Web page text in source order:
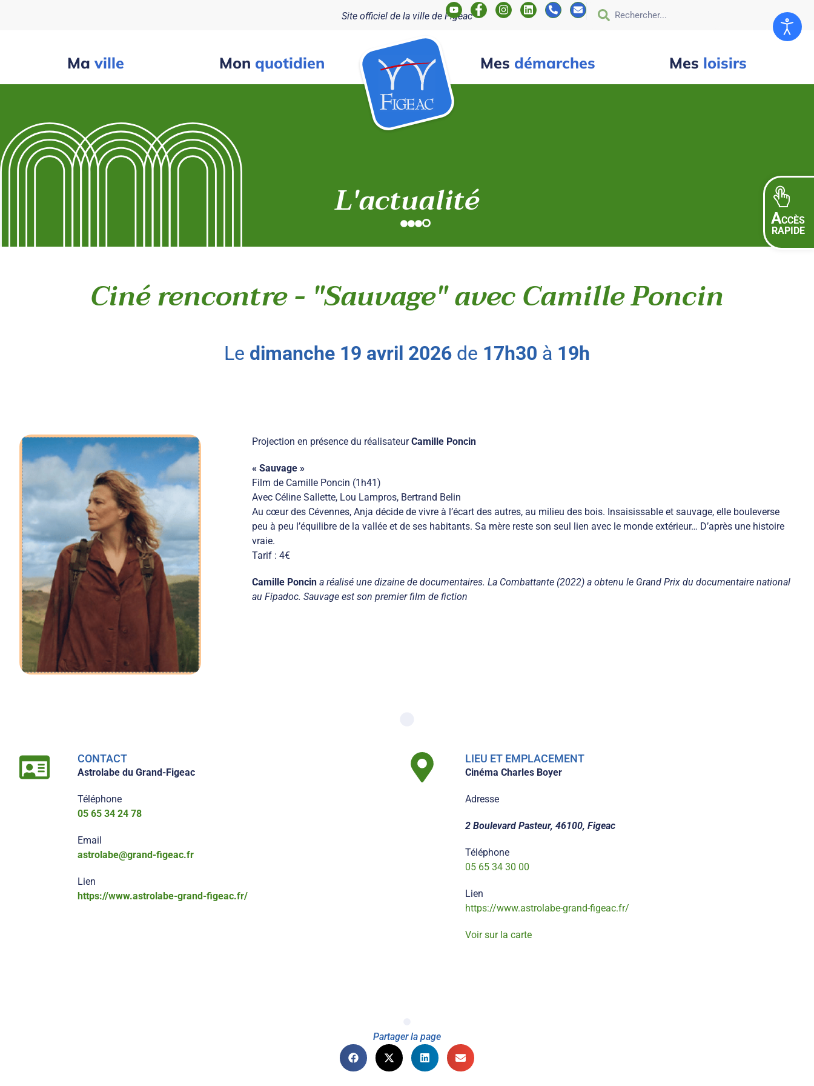
ACCÈS
RAPIDE
Site officiel de la ville de Figeac
Ma ville Mon quotidien Mes démarches Mes loisirs
L'actualité
Ciné rencontre - "Sauvage" avec Camille Poncin
le dimanche 19 avril 2026 de 17h30 à 19h
Projection en présence du réalisateurCamille Poncin
« Sauvage »
Film de Camille Poncin (1h41)
Avec Céline Sallette, Lou Lampros, Bertrand Belin
Au cœur des Cévennes, Anja décide de vivre à l’écart des autres, au milieu des bois. Insaisissable et sauvage, elle bouleverse
peu à peu l’équilibre de la vallée et de ses habitants. Sa mère reste son seul lien avec le monde extérieur… D’après une histoire
vraie.
Tarif : 4€
Camille Poncin a réalisé une dizaine de documentaires. La Combattante (2022) a obtenu le Grand Prix du documentaire national
au Fipadoc. Sauvage est son premier film de fiction
CONTACT
Astrolabe du Grand-Figeac
Téléphone
05 65 34 24 78
Email
astrolabe@grand-figeac.fr
Lien
https://www.astrolabe-grand-figeac.fr/
LIEU ET EMPLACEMENT
Cinéma Charles Boyer
Adresse
2 Boulevard Pasteur, 46100, Figeac
Téléphone
05 65 34 30 00
Lien
https://www.astrolabe-grand-figeac.fr/
Voir sur la carte
Partager la page